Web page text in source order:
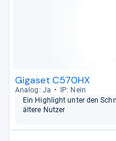
Gigaset C570HX
Ana­log: Ja
IP: Nein
Ein High­light unter den
ältere Nut­zer